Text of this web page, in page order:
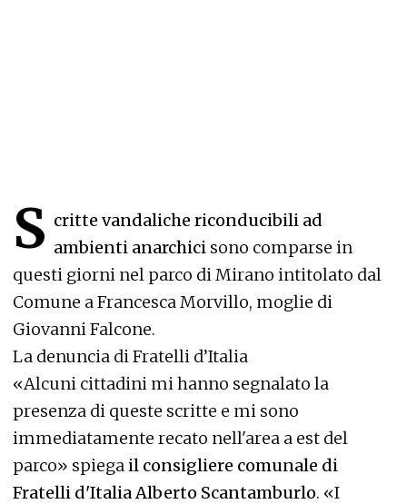
S critte vandaliche riconducibili ad
ambienti anarchici sono comparse in
questi giorni nel parco di Mirano intitolato dal
Comune a Francesca Morvillo, moglie di
Giovanni Falcone.
La denuncia di Fratelli d’Italia
«Alcuni cittadini mi hanno segnalato la
presenza di queste scritte e mi sono
immediatamente recato nell'area a est del
parco» spiega il consigliere comunale di
Fratelli d'Italia Alberto Scantamburlo. «I